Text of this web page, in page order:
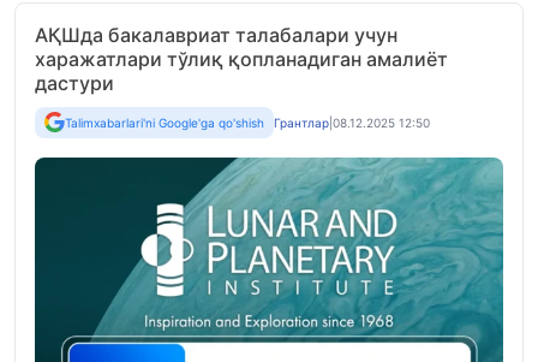
АҚШда бакалавриат талабалари учун
харажатлари тўлиқ қопланадиган амалиёт
дастури
Talimxabarlari'ni Google'ga qo'shish Грантлар 08.12.2025 12:50